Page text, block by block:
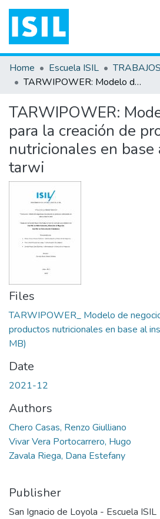
All of DSpace
Statistics
Documentos ▾
Home Escuela ISIL
TARWIPOWER: Modelo de negocio para la creación de productos nutricionales en base al insumo tarwi
TARWIPOWER:
para la creación de
nutricionales en
tarwi
Files
TARWIPOWER_ Modelo de
productos nutricionales en base al
MB)
Date
2021-12
Authors
Chero Casas, Renzo Giulliano
Vivar Vera Portocarrero, Hugo
Zavala Riega, Dana Estefany
Publisher
San Ignacio de Loyola - Escuela ISIL